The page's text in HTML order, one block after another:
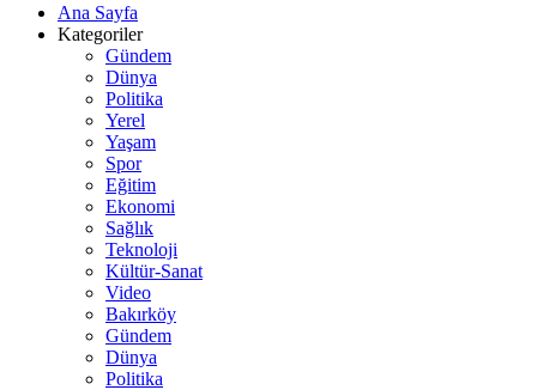
Ana Sayfa
Kategoriler
Gündem
Dünya
Politika
Yerel
Yaşam
Spor
Eğitim
Ekonomi
Sağlık
Teknoloji
Kültür-Sanat
Video
Bakırköy
Gündem
Dünya
Politika